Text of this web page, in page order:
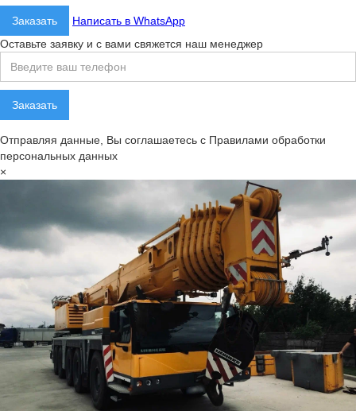
Заказать
Написать в WhatsApp
Оставьте заявку и с вами свяжется наш менеджер
Отправляя данные, Вы соглашаетесь с Правилами обработки
персональных данных
×